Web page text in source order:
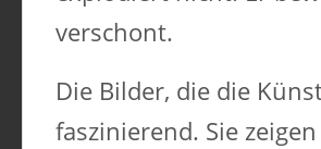
verschont.
Die Bilder, die die
faszinierend. Sie